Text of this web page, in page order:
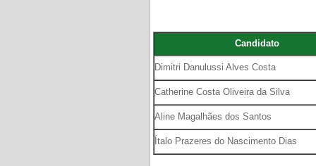
Candidato
Dimitri Danulussi Alves Costa
Catherine Costa Oliveira da Silva
Aline Magalhães dos Santos
Ítalo Prazeres do Nascimento Dias